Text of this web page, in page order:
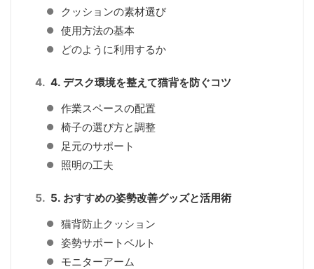
クッションの素材選び
使用方法の基本
どのように利用するか
4. デスク環境を整えて猫背を防ぐコツ
作業スペースの配置
椅子の選び方と調整
足元のサポート
照明の工夫
5. おすすめの姿勢改善グッズと活用術
猫背防止クッション
姿勢サポートベルト
モニターアーム